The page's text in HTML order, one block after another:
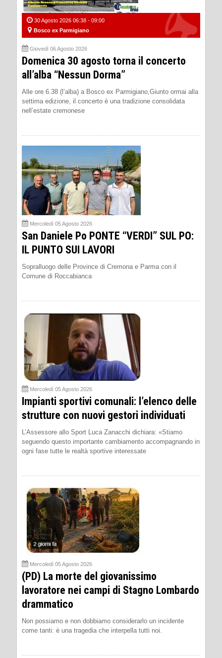
30 Agosto 2026 06:38 - 09:00
Bosco ex Parmigiano
Giovedì 06 Agosto 2026
Domenica 30 agosto torna il concerto
all’alba “Nessun Dorma”
Alle ore 6.38 (l’alba) a Bosco ex Parmigiano,Giunto ormai alla
settima edizione, il concerto è una tradizione consolidata
nell’estate cremonese
Mercoledì 05 Agosto 2026
San Daniele Po PONTE “VERDI” SUL PO:
IL PUNTO SUI LAVORI
Sopralluogo delle Province di Cremona e Parma con il
Comune di Roccabianca
Mercoledì 05 Agosto 2026
Impianti sportivi comunali: l’elenco delle
strutture con nuovi gestori individuati
L’Assessore allo Sport Luca Zanacchi dichiara: «Stiamo
seguendo questo importante cambiamento accompagnando in
ogni fase tutte le realtà sportive interessate
Mercoledì 05 Agosto 2026
(PD) La morte del giovanissimo
lavoratore nei campi di Stagno Lombardo
drammatico
Non possiamo e non dobbiamo considerarlo un incidente
come tanti: è una tragedia che interpella tutti noi.